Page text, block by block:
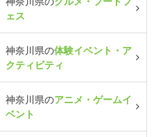
ェス
神奈川県の体験イベント・ア
クティビティ
神奈川県のアニメ・ゲームイ
ベント